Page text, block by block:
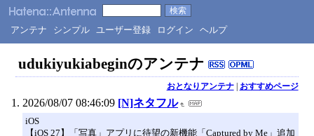
アンテナ シンプル ユーザー登録 ログイン ヘルプ
udukiyukiabeginのアンテナ
おとなりアンテナ| おすすめページ
2026/08/07 08:46:09 [N]ネタフル
iOS
【iOS 27】「写真」アプリに待望の新機能「Captured by Me」追加